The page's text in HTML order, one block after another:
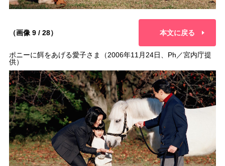
（画像 9 / 28） 本文に戻る
ポニーに餌をあげる愛子さま（2006年11月24日、Ph／宮内庁提
供）